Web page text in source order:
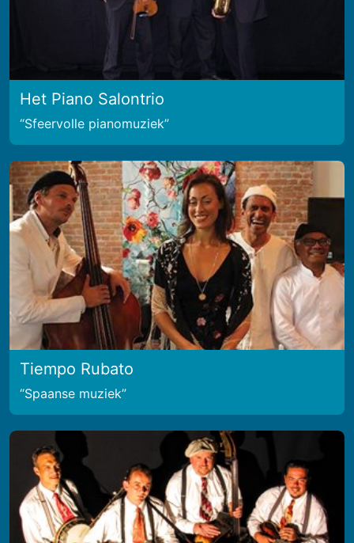
Het Piano Salontrio
Sfeervolle pianomuziek
Tiempo Rubato
Spaanse muziek